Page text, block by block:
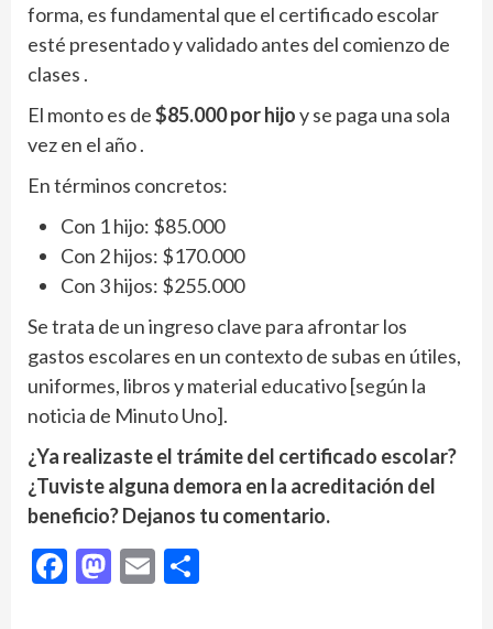
forma, es fundamental que el certificado escolar
esté presentado y validado antes del comienzo de
clases .
El monto es de$85.000 por hijoy se paga una sola
vez en el año .
En términos concretos:
Con 1 hijo: $85.000
Con 2 hijos: $170.000
Con 3 hijos: $255.000
Se trata de un ingreso clave para afrontar los
gastos escolares en un contexto de subas en útiles,
uniformes, libros y material educativo [según la
noticia de Minuto Uno].
¿Ya realizaste el trámite del certificado escolar?
¿Tuviste alguna demora en la acreditación del
beneficio? Dejanos tu comentario.
Facebook
Mastodon
Email